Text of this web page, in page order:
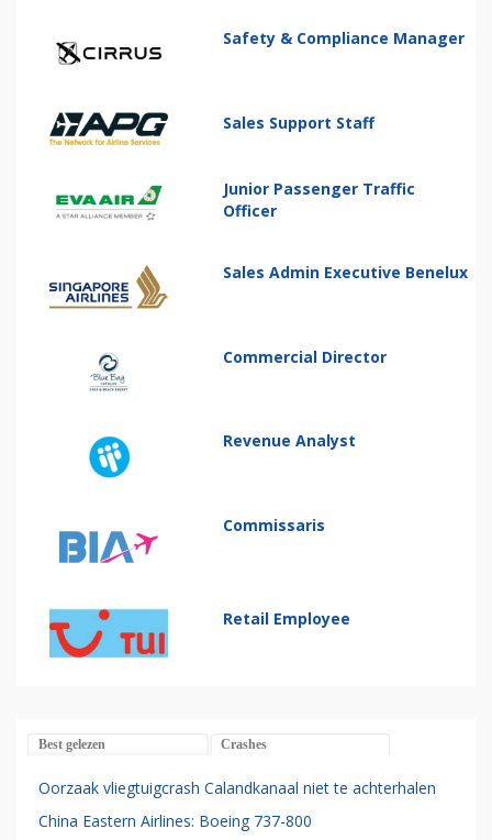
Safety & Compliance Manager
Sales Support Staff
Junior Passenger Traffic
Officer
Sales Admin Executive Benelux
Commercial Director
Revenue Analyst
Commissaris
Retail Employee
Best gelezen Crashes
Oorzaak vliegtuigcrash Calandkanaal niet te achterhalen
China Eastern Airlines: Boeing 737-800